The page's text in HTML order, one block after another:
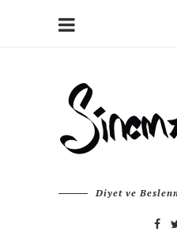
Diyet ve